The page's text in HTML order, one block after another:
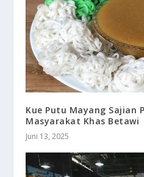
Kue Putu Mayang Sajian
Masyarakat Khas Betawi
Juni 13, 2025